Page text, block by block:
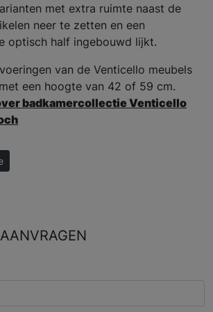
met extra ruimte naast de
neer te zetten en een
optisch half ingebouwd lijkt.
van de Venticello meubels
een hoogte van 42 of 59 cm.
badkamercollectie Venticello
AANVRAGEN